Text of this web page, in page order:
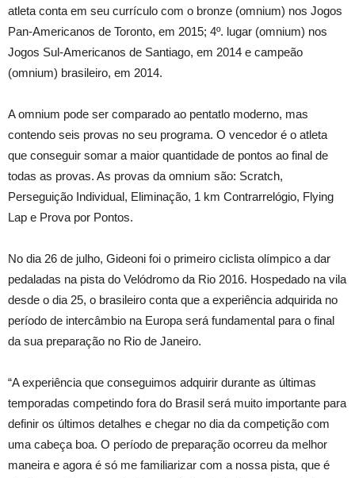
atleta conta em seu currículo com o bronze (omnium) nos Jogos
Pan-Americanos de Toronto, em 2015; 4º. lugar (omnium) nos
Jogos Sul-Americanos de Santiago, em 2014 e campeão
(omnium) brasileiro, em 2014.
A omnium pode ser comparado ao pentatlo moderno, mas
contendo seis provas no seu programa. O vencedor é o atleta
que conseguir somar a maior quantidade de pontos ao final de
todas as provas. As provas da omnium são: Scratch,
Perseguição Individual, Eliminação, 1 km Contrarrelógio, Flying
Lap e Prova por Pontos.
No dia 26 de julho, Gideoni foi o primeiro ciclista olímpico a dar
pedaladas na pista do Velódromo da Rio 2016. Hospedado na vila
desde o dia 25, o brasileiro conta que a experiência adquirida no
período de intercâmbio na Europa será fundamental para o final
da sua preparação no Rio de Janeiro.
“A experiência que conseguimos adquirir durante as últimas
temporadas competindo fora do Brasil será muito importante para
definir os últimos detalhes e chegar no dia da competição com
uma cabeça boa. O período de preparação ocorreu da melhor
maneira e agora é só me familiarizar com a nossa pista, que é